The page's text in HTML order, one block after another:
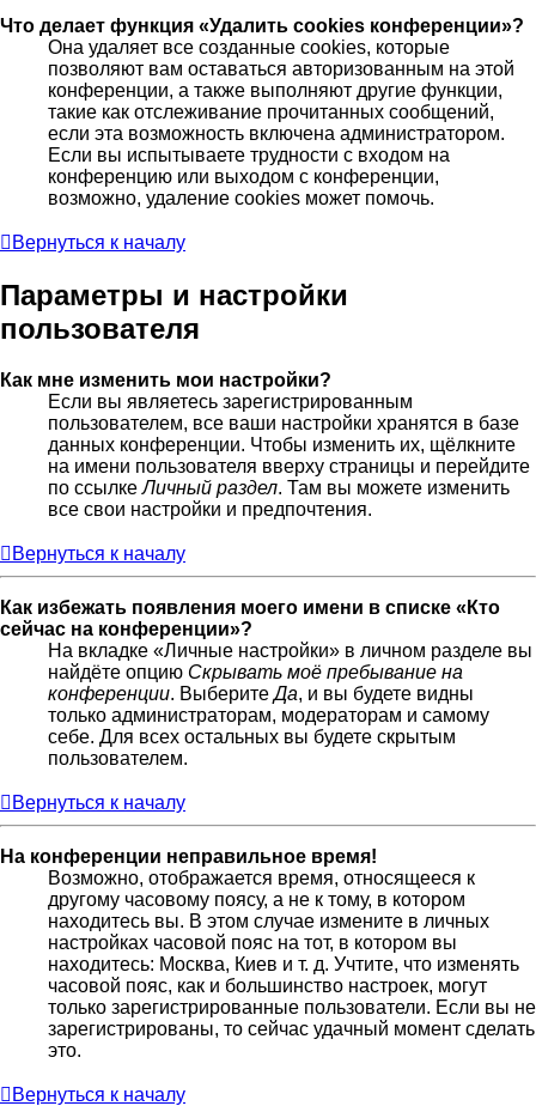
Что делает функция «Удалить cookies конференции»?
Она удаляет все созданные cookies, которые
позволяют вам оставаться авторизованным на этой
конференции, а также выполняют другие функции,
такие как отслеживание прочитанных сообщений,
если эта возможность включена администратором.
Если вы испытываете трудности с входом на
конференцию или выходом с конференции,
возможно, удаление cookies может помочь.
Вернуться к началу
Параметры и настройки
пользователя
Как мне изменить мои настройки?
Если вы являетесь зарегистрированным
пользователем, все ваши настройки хранятся в базе
данных конференции. Чтобы изменить их, щёлкните
на имени пользователя вверху страницы и перейдите
по ссылкеЛичный раздел. Там вы можете изменить
все свои настройки и предпочтения.
Вернуться к началу
Как избежать появления моего имени в списке «Кто
сейчас на конференции»?
На вкладке «Личные настройки» в личном разделе вы
найдёте опцию Скрывать моё пребывание на
конференции. ВыберитеДа, и вы будете видны
только администраторам, модераторам и самому
себе. Для всех остальных вы будете скрытым
пользователем.
Вернуться к началу
На конференции неправильное время!
Возможно, отображается время, относящееся к
другому часовому поясу, а не к тому, в котором
находитесь вы. В этом случае измените в личных
настройках часовой пояс на тот, в котором вы
находитесь: Москва, Киев и т. д. Учтите, что изменять
часовой пояс, как и большинство настроек, могут
только зарегистрированные пользователи. Если вы не
зарегистрированы, то сейчас удачный момент сделать
это.
Вернуться к началу